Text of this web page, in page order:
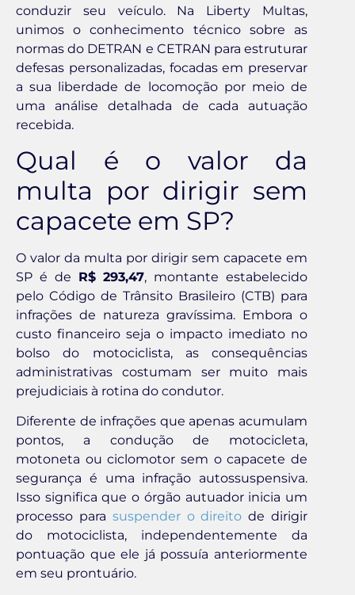
conduzir seu veículo. Na Liberty Multas,
unimos o conhecimento técnico sobre as
normas do DETRAN e CETRAN para estruturar
defesas personalizadas, focadas em preservar
a sua liberdade de locomoção por meio de
uma análise detalhada de cada autuação
recebida.
Qual é o valor da
multa por dirigir sem
capacete em SP?
O valor da multa por dirigir sem capacete em
SP é de R$ 293,47, montante estabelecido
pelo Código de Trânsito Brasileiro (CTB) para
infrações de natureza gravíssima. Embora o
custo financeiro seja o impacto imediato no
bolso do motociclista, as consequências
administrativas costumam ser muito mais
prejudiciais à rotina do condutor.
Diferente de infrações que apenas acumulam
pontos, a condução de motocicleta,
motoneta ou ciclomotor sem o capacete de
segurança é uma infração autossuspensiva.
Isso significa que o órgão autuador inicia um
processo para suspender o direito de dirigir
do motociclista, independentemente da
pontuação que ele já possuía anteriormente
em seu prontuário.